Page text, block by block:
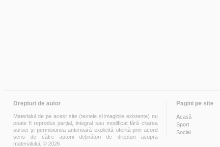
Drepturi de autor
Materialul de pe acest site (textele și imaginile existente) nu
poate fi reprodus parțial, integral sau modificat fără citarea
sursei și permisiunea anterioară explicită oferită prin acord
scris de către autorii deținători de drepturi asupra
materialului. © 2026
Pagini pe site
Acasă
Sport
Social